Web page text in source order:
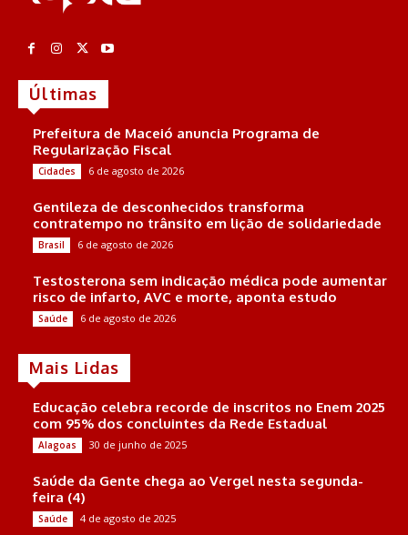
Últimas
Prefeitura de Maceió anuncia Programa de
Regularização Fiscal
Cidades 6 de agosto de 2026
Gentileza de desconhecidos transforma
contratempo no trânsito em lição de solidariedade
Brasil 6 de agosto de 2026
Testosterona sem indicação médica pode aumentar
risco de infarto, AVC e morte, aponta estudo
Saúde 6 de agosto de 2026
Mais Lidas
Educação celebra recorde de inscritos no Enem 2025
com 95% dos concluintes da Rede Estadual
Alagoas 30 de junho de 2025
Saúde da Gente chega ao Vergel nesta segunda-
feira (4)
Saúde 4 de agosto de 2025